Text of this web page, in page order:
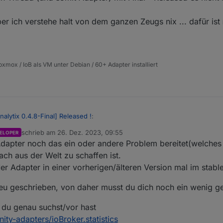
ich verstehe halt von dem ganzen Zeugs nix ... dafür ist
/ IoB als VM unter Debian / 60+ Adapter installiert
0.4.8-Final] Released !:
0.4.8-Final] Released !:
auch nicht gefunden
da mit deinem Netzwerk immer noch etwas nicht passt
Meinung nach auch richtig.
eingestellt (auf meinem Prod. System) und dann ist es mMn nur
per Benutzerdefiniert und Github-Link sollte funktionieren, aber das
Adapter der so lange schon läuft und seit "zig-Monaten" es nicht
--- bitte, wirklich nicht falsch verstehen, aber es gerade bei
schrieb am 26. Dez. 2023, 09:55
zuletzt editiert von
noch das ein oder andere Problem
aus der Welt zu schaffen ist.
Adapter in einer vorherigen/älteren Version mal im
geschrieben, von daher musst du dich noch ein wenig
genau suchst/vor hast
adapters/ioBroker.statistics